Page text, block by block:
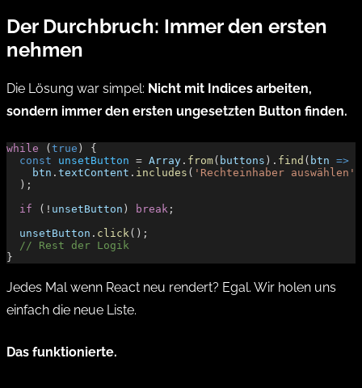
Der Durchbruch: Immer den ersten
nehmen
Die Lösung war simpel: Nicht mit Indices arbeiten,
sondern immer den ersten ungesetzten Button finden.
while (true ) {
  const
unsetButton = Array . from( buttons ). find ( btn =>
    btn
. textContent . includes ( 'Rechteinhaber auswählen'
  );
  if
(! unsetButton ) break ;
  unsetButton
. click ();
  // Rest der Logik
}
Jedes Mal wenn React neu rendert? Egal. Wir holen uns
einfach die neue Liste.
Das funktionierte.